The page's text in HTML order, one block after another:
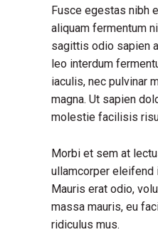
Fusce egestas nibh
aliquam fermentum
sagittis odio sapien
leo interdum
iaculis, nec pulvinar
magna. Ut sapien
molestie facilisis
Morbi et sem at
ullamcorper eleifend
Mauris erat odio,
massa mauris, eu
ridiculus mus.